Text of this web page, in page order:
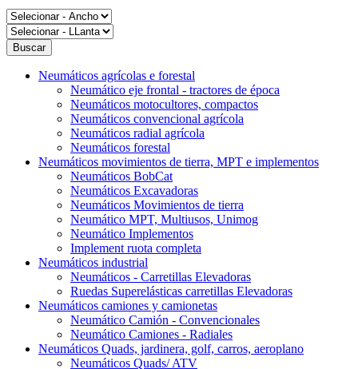
Neumáticos agrícolas e forestal
Neumático eje frontal - tractores de época
Neumáticos motocultores, compactos
Neumáticos convencional agrícola
Neumáticos radial agrícola
Neumáticos forestal
Neumáticos movimientos de tierra, MPT e implementos
Neumáticos BobCat
Neumáticos Excavadoras
Neumáticos Movimientos de tierra
Neumático MPT, Multiusos, Unimog
Neumático Implementos
Implement ruota completa
Neumáticos industrial
Neumáticos - Carretillas Elevadoras
Ruedas Superelásticas carretillas Elevadoras
Neumáticos camiones y camionetas
Neumático Camión - Convencionales
Neumático Camiones - Radiales
Neumáticos Quads, jardinera, golf, carros, aeroplano
Neumáticos Quads/ ATV